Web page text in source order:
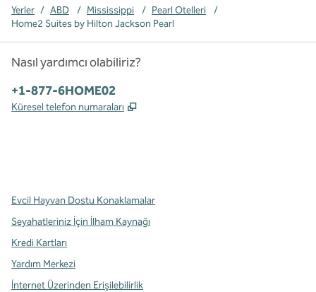
Yerler / ABD / Mississippi / Pearl Otelleri
/
Home2 Suites by Hilton Jackson Pearl
Nasıl yardımcı olabiliriz?
Telefon:
+1-877-6HOME02
Küresel telefon numaraları ,
Evcil Hayvan Dostu Konaklamalar
Seyahatleriniz İçin İlham Kaynağı
Kredi Kartları
Yardım Merkezi
İnternet Üzerinden Erişilebilirlik